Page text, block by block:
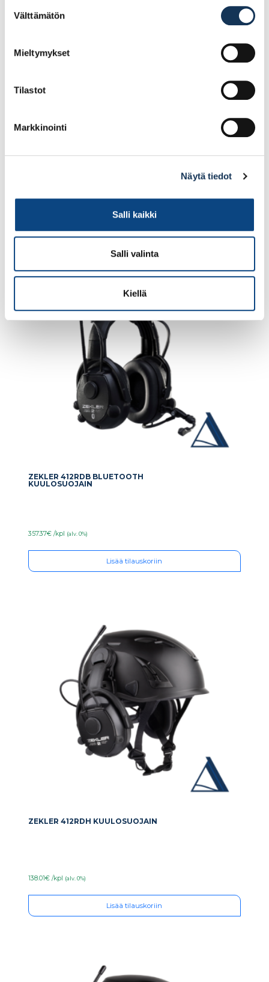
valinta
Välttämätön
Mieltymykset
Tilastot
Markkinointi
Näytä tiedot
Salli kaikki
Salli valinta
Kiellä
ZEKLER 412RD KUULOSUOJAIN
Lisää tilauskoriin
ZEKLER 412RDB BLUETOOTH
KUULOSUOJAIN
357.37€ /kpl (alv. 0%)
Lisää tilauskoriin
ZEKLER 412RDH KUULOSUOJAIN
138.01€ /kpl (alv. 0%)
Lisää tilauskoriin